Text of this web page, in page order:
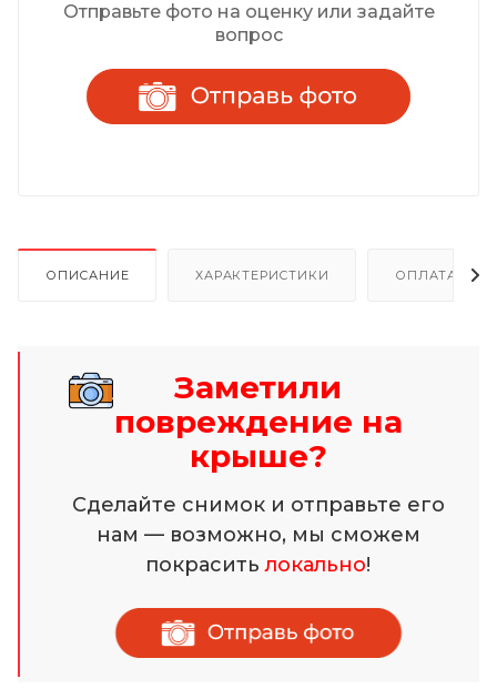
Отправьте фото на оценку или задайте
вопрос
ОПИСАНИЕ ХАРАКТЕРИСТИКИ ОПЛАТА И
Заметили
повреждение на
крыше?
Сделайте снимок и отправьте его
нам — возможно, мы сможем
покраситьлокально!